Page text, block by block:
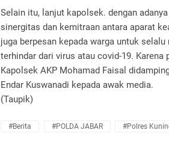
Selain itu, lanjut kapolsek. dengan
sinergitas dan kemitraan antara aparat
juga berpesan kepada warga untuk
terhindar dari virus atau covid-19. Karena
Kapolsek AKP Mohamad Faisal
Endar Kuswanadi kepada awak media.
(Taupik)
#Berita #POLDA JABAR #Polres